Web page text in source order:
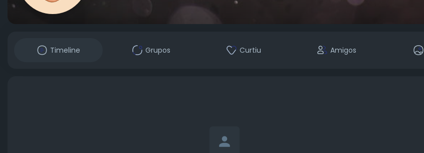
Timeline Grupos Curtiu Amigos